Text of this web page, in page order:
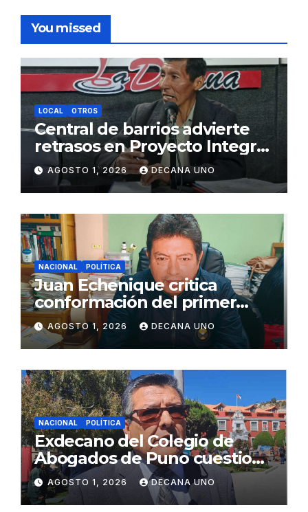
You missed
LOCAL OTROS
Central de barrios advierte
retrasos en Proyecto Integral
de Agua y Alcantarillado para
Juliaca
AGOSTO 1, 2026 DECANA UNO
NACIONAL POLÍTICA
Juan Echenique critica
conformación del primer
gabinete ministerial de Keiko
Fujimori
AGOSTO 1, 2026 DECANA UNO
NACIONAL POLÍTICA
Exdecano del Colegio de
Abogados de Puno cuestiona
propuestas sobre seguridad
ciudadana
AGOSTO 1, 2026 DECANA UNO